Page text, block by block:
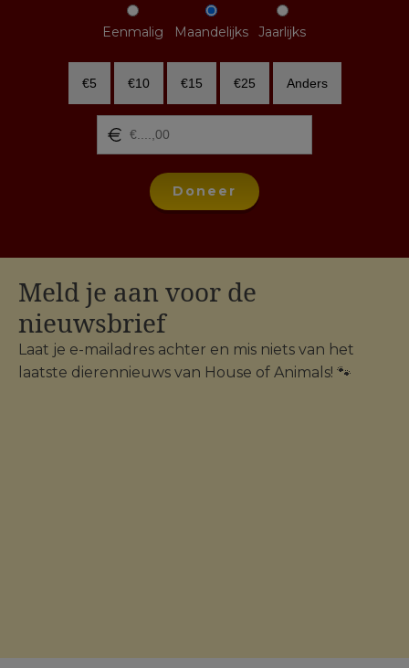
Eenmalig Maandelijks Jaarlijks
€5 €10 €15 €25 Anders
Doneer
Meld je aan voor de
nieuwsbrief
Laat je e-mailadres achter en mis niets van het
laatste dierennieuws van House of Animals! 🐾